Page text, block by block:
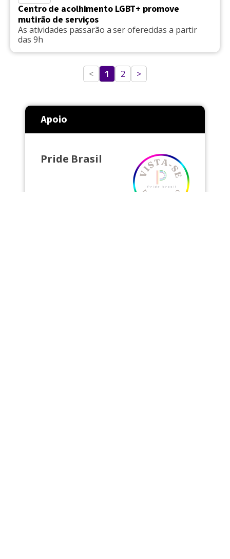
Centro de acolhimento LGBT+ promove
mutirão de serviços
As atividades passarão a ser oferecidas a partir
das 9h
< 1 2 >
Apoio
Pride Brasil